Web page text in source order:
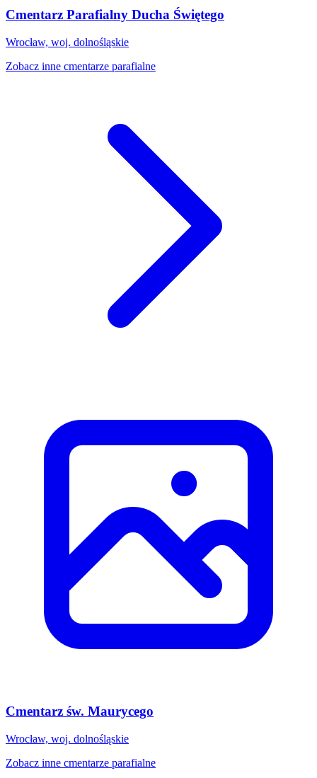
Cmentarz Parafialny Ducha Świętego
Wrocław, woj. dolnośląskie
Zobacz inne cmentarze parafialne
Cmentarz św. Maurycego
Wrocław, woj. dolnośląskie
Zobacz inne cmentarze parafialne